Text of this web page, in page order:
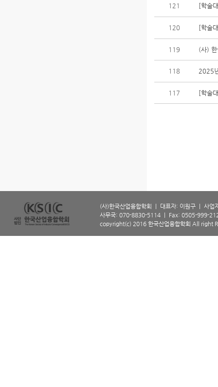
121 [학술
120 [학술
119 (사)
118 2025
117 [학술
(사)한국산업융합학회 ㅣ 대표자: 이원구 ㅣ 사
사무국: 070-8830-5114 ㅣ Fax: 0505-999-
copyright(c) 2016 한국산업융합학회 All right